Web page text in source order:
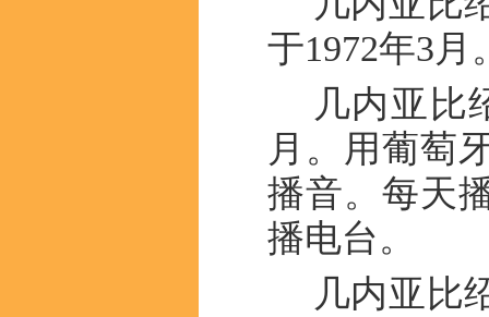
于1972年3
几内亚比
月。用葡萄
播音。每天
播电台。
几内亚比